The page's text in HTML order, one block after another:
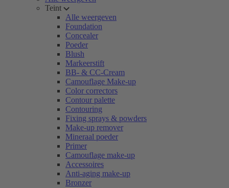
Teint
Alle weergeven
Foundation
Concealer
Poeder
Blush
Markeerstift
BB- & CC-Cream
Camouflage Make-up
Color correctors
Contour palette
Contouring
Fixing sprays & powders
Make-up remover
Mineraal poeder
Primer
Camouflage make-up
Accessoires
Anti-aging make-up
Bronzer